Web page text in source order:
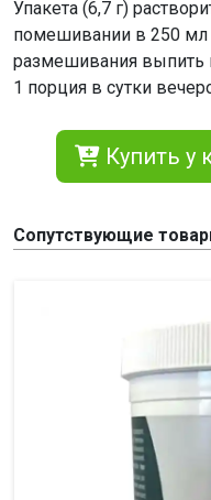
Упакета (6,7 г)
помешивании в 250 мл
размешивания выпить
1 порция в сутки
Купить у
Сопутствующие